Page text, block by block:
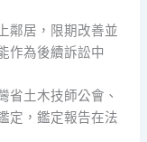
鄰居，限期改善並
作為後續訴訟中
省土木技師公會、
定，鑑定報告在法